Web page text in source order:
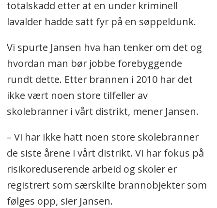
totalskadd etter at en under kriminell
lavalder hadde satt fyr på en søppeldunk.
Vi spurte Jansen hva han tenker om det og
hvordan man bør jobbe forebyggende
rundt dette. Etter brannen i 2010 har det
ikke vært noen store tilfeller av
skolebranner i vårt distrikt, mener Jansen.
– Vi har ikke hatt noen store skolebranner
de siste årene i vårt distrikt. Vi har fokus på
risikoreduserende arbeid og skoler er
registrert som særskilte brannobjekter som
følges opp, sier Jansen.